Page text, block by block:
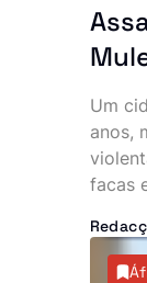
Um
anos,
facas